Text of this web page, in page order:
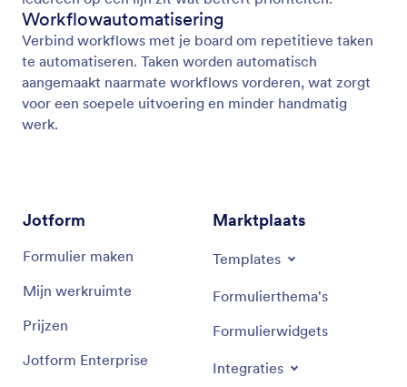
Workflowautomatisering
Verbind workflows met je board om repetitieve taken
te automatiseren. Taken worden automatisch
aangemaakt naarmate workflows vorderen, wat zorgt
voor een soepele uitvoering en minder handmatig
werk.
Jotform
Formulier maken
Mijn werkruimte
Prijzen
Jotform Enterprise
Marktplaats
Templates
Formulierthema's
Formulierwidgets
Integraties